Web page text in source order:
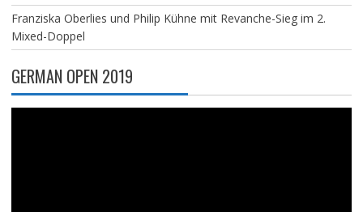
Franziska Oberlies und Philip Kühne mit Revanche-Sieg im 2.
Mixed-Doppel
GERMAN OPEN 2019